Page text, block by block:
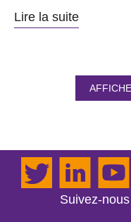
Lire la suite
Suivez-nous
LinkedIn